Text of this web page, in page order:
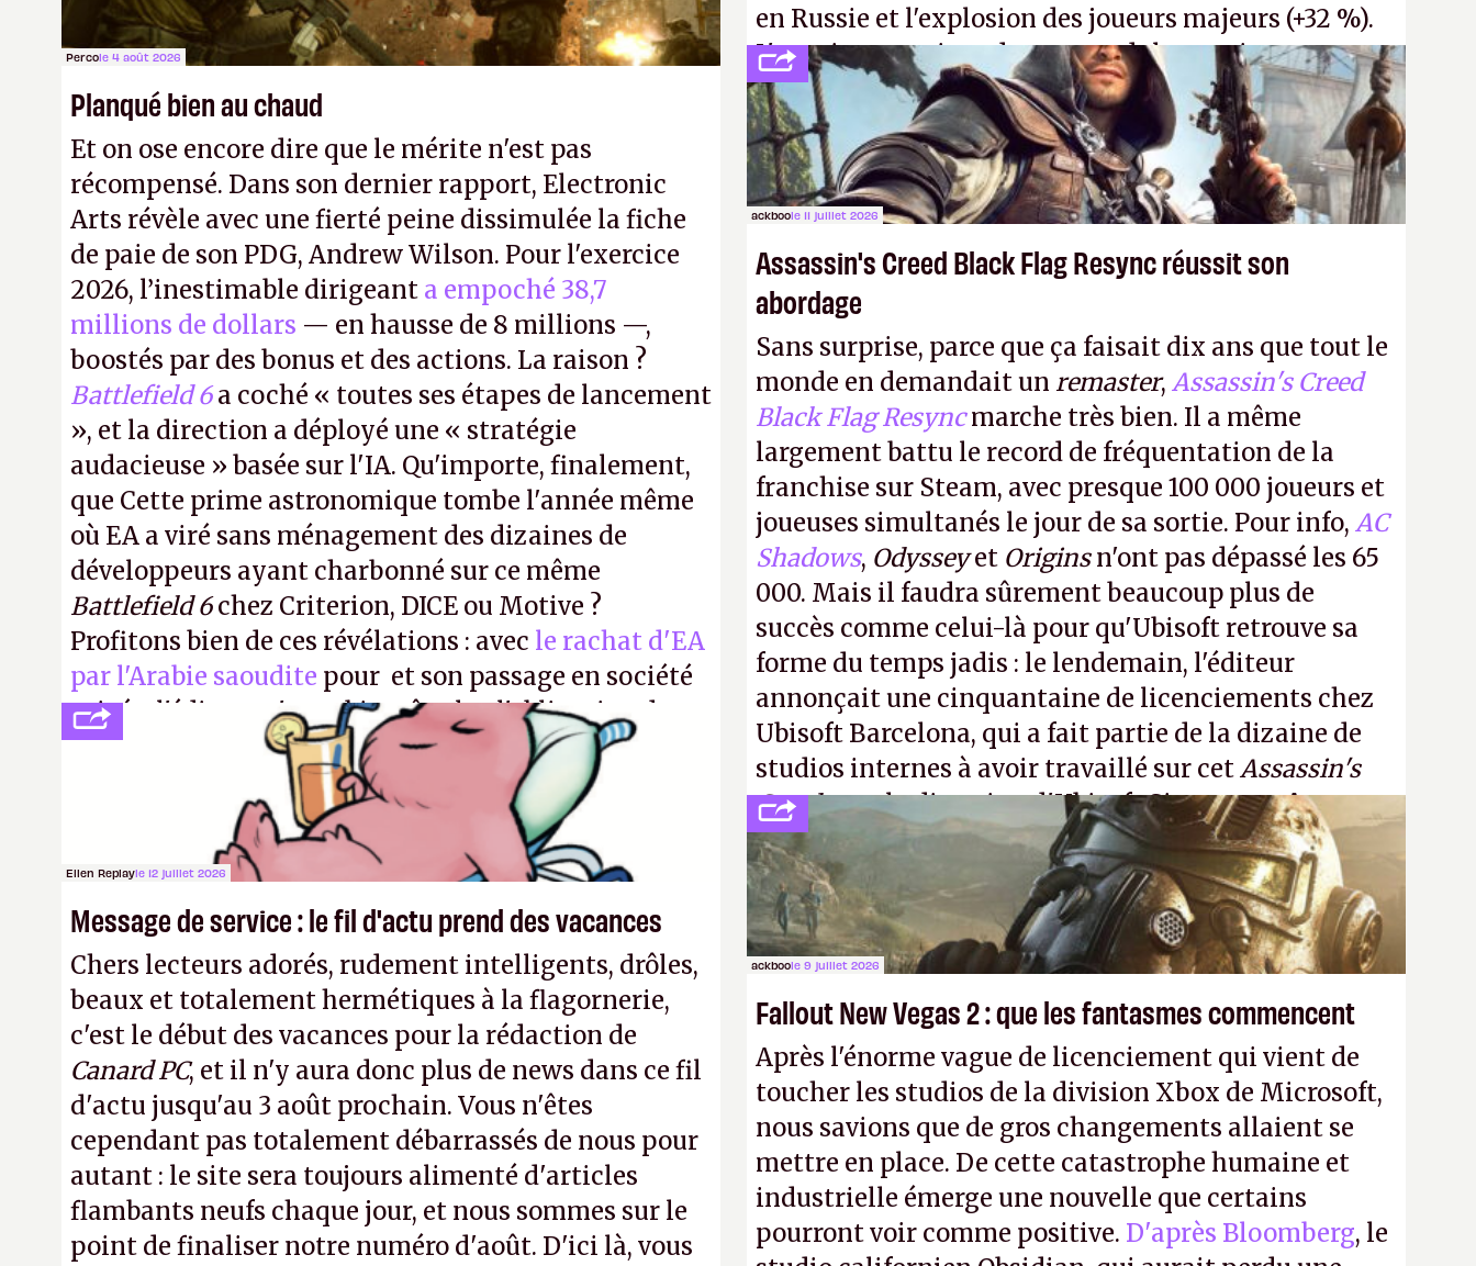
Percole 4 août 2026
Planqué bien au chaud
Et on ose encore dire que le mérite n'est pas
récompensé. Dans son dernier rapport, Electronic
Arts révèle avec une fierté peine dissimulée la fiche
de paie de son PDG, Andrew Wilson. Pour l'exercice
2026, l’inestimable dirigeant a empoché 38,7
millions de dollars — en hausse de 8 millions —,
boostés par des bonus et des actions. La raison ?
Battlefield 6a coché « toutes ses étapes de lancement
», et la direction a déployé une « stratégie
audacieuse » basée sur l'IA. Qu'importe, finalement,
que Cette prime astronomique tombe l'année même
où EA a viré sans ménagement des dizaines de
développeurs ayant charbonné sur ce même
Battlefield 6chez Criterion, DICE ou Motive ?
Profitons bien de ces révélations : avec le rachat d'EA
par l'Arabie saoudite pour et son passage en société
privée, l'éditeur n'aura bientôt plus l'obligation de
publier ses bilans. Encore une victoire pour la
en Russie et l'explosion des joueurs majeurs (+32 %).
L'avenir appartient donc aux adultes, qui ne sont
jamais que des enfants avec du pouvoir d'achat.P.
Ellen Replayle 12 juillet 2026
Message de service : le fil d'actu prend des vacances
Chers lecteurs adorés, rudement intelligents, drôles,
beaux et totalement hermétiques à la flagornerie,
c'est le début des vacances pour la rédaction de
Canard PC, et il n'y aura donc plus de news dans ce fil
d'actu jusqu'au 3 août prochain. Vous n'êtes
cependant pas totalement débarrassés de nous pour
autant : le site sera toujours alimenté d'articles
flambants neufs chaque jour, et nous sommes sur le
point de finaliser notre numéro d'août. D'ici là, vous
ackboole 11 juillet 2026
Assassin's Creed Black Flag Resync réussit son
abordage
Sans surprise, parce que ça faisait dix ans que tout le
monde en demandait un remaster, Assassin's Creed
Black Flag Resyncmarche très bien. Il a même
largement battu le record de fréquentation de la
franchise sur Steam, avec presque 100 000 joueurs et
joueuses simultanés le jour de sa sortie. Pour info, AC
Shadows, Odysseyet Originsn'ont pas dépassé les 65
000. Mais il faudra sûrement beaucoup plus de
succès comme celui-là pour qu'Ubisoft retrouve sa
forme du temps jadis : le lendemain, l'éditeur
annonçait une cinquantaine de licenciements chez
Ubisoft Barcelona, qui a fait partie de la dizaine de
studios internes à avoir travaillé sur cetAssassin's
Creedsous la direction d'Ubisoft Singapour.A.
ackboole 9 juillet 2026
Fallout New Vegas 2 : que les fantasmes commencent
Après l'énorme vague de licenciement qui vient de
toucher les studios de la division Xbox de Microsoft,
nous savions que de gros changements allaient se
mettre en place. De cette catastrophe humaine et
industrielle émerge une nouvelle que certains
pourront voir comme positive. D'après Bloomberg, le